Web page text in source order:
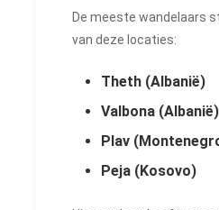
De meeste wandelaars
van deze locaties:
Theth (Albanië)
Valbona (Albanië)
Plav
Peja (Kosovo)